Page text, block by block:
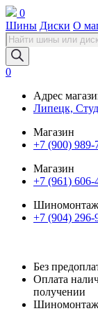
0
Шины Диски О
Поиск
товаров
0
Адрес
Липецк,
Магазин
+7 (900) 989-
Магазин
+7 (961) 606-
Шиномонтаж
+7 (904) 296-
Без
Оплата
получении
Шиномонтаж